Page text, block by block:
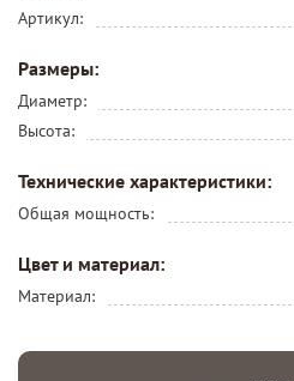
Артикул:
Размеры:
Диаметр:
Высота:
Технические характеристики:
Общая мощность:
Цвет и материал:
Материал: